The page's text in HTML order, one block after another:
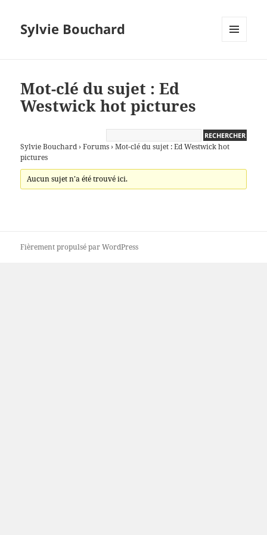
Sylvie Bouchard
Mot-clé du sujet : Ed
Westwick hot pictures
Sylvie Bouchard › Forums › Mot-clé du sujet : Ed Westwick hot
pictures
Aucun sujet n’a été trouvé ici.
Fièrement propulsé par WordPress